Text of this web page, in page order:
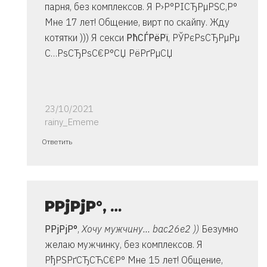
парня, без комплексов. Я Р›Р°РІСЂРµРЅС‚Р°
Мне 17 лет! Общение, вирт по скайпу. Жду
котятки ))) Я секси РћСЃРёРї, РЎРєРѕСЂРµРµ
С…РѕСЂРѕС€Р°СЏ РёРґРµСЏ
23/10/2021
rainy_Ememe
Ответ
очень
Владимир
Ответить
Р­РјРјР°, …
Р­РјРјР°,Хочу мужчину... bac26e2 )) Безумно
желаю мужчинку, без комплексов. Я
РђРЅРґСЂСЋС€Р° Мне 15 лет! Общение,